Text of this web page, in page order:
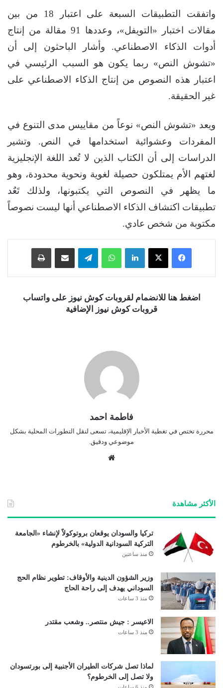
واتفقت التطبيقات السبعة على اعتبار 18 من بين
مقالات اختبار «التويفل»، وعددها 91 مقالة من إنتاج
أدوات الذكاء الاصطناعي. وأشار الباحثون إلى أن
«تشوش النص» ربما يكون هو السبب الرئيسي في
اعتبار هذه النصوص من إنتاج الذكاء الاصطناعي على
غير الحقيقة.
ويعد «تشوش النص» نوعاً من مقاييس مدى التنوع في
المفردات وعشوائية استخدامها في النص. وتشير
الدراسات إلى أن الكتاب الذين لا تُعد اللغة الإنجليزية
لغتهم الأم يمتلكون حصيلة لغوية ونحوية محدودة، وهو
ما يظهر في النصوص التي يكتبونها، ولذلك تَعٌد
تطبيقات اكتشاف الذكاء الاصطناعي أنها ليست نصوصاً
مكتوبة من شخص عادي.
فيسبوك ‫X لينكدإن واتساب تيلقرام
اضغط هنا للانضمام لقروبات كوش نيوز على واتساب
قروبات كوش نيوز الإضافية
فاطمة احمد
محررة تختص في تغطية الأخبار الإقليمية، تسعى لنقل التطورات المحلية بشكل
موضوعي ودقيق.
الأكثر مشاهدة
تركيا والسودان يوقعان بروتوكولاً لإنشاء «الجامعة
التركية السودانية الدولية» بالخرطوم
منذ ساعتين
وزير الشؤون الدينية والأوقاف: تطوير نظام الحج
السوداني يهدف إلى راحة الحاج
منذ 3 ساعات
الاعيسر : جيش منتصر.. وشعب مقتدر
منذ 3 ساعات
لماذا تصل شركات الطيران الأجنبية إلى بورتسودان
ولا تصل إلى الخرطوم؟